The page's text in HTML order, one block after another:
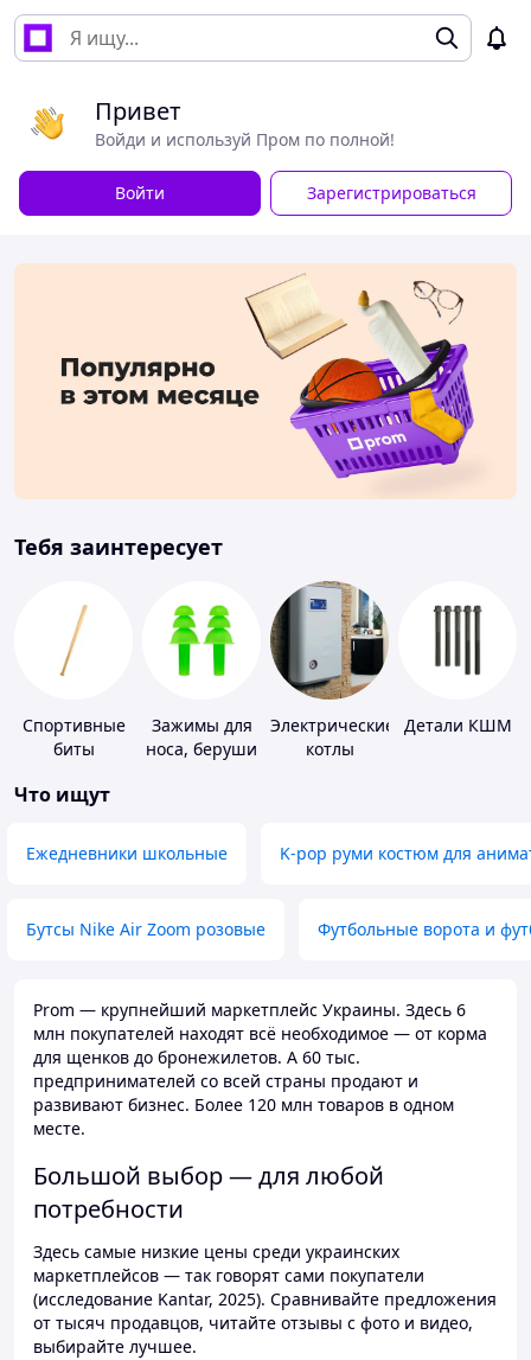
Привет
Войди и используй Пром по полной!
Войти Зарегистрироваться
Тебя заинтересует
Спортивные
биты
Зажимы для
носа, беруши
Электрические
котлы
Детали КШМ
Что ищут
Ежедневники школьные K-pop руми костюм для
Бутсы Nike Air Zoom розовые Футбольные ворота и
Prom — крупнейший маркетплейс Украины. Здесь 6
млн покупателей находят всё необходимое — от корма
для щенков до бронежилетов. А 60 тыс.
предпринимателей со всей страны продают и
развивают бизнес. Более 120 млн товаров в одном
месте.
Большой выбор — для любой
потребности
Здесь самые низкие цены среди украинских
маркетплейсов — так говорят сами покупатели
(исследование Kantar, 2025). Сравнивайте предложения
от тысяч продавцов, читайте отзывы с фото и видео,
выбирайте лучшее.